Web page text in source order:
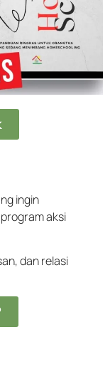
ingin
aksi
dan relasi